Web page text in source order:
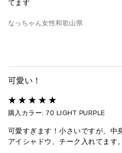
てます
なっちゃん女性和歌山県
可愛い！
購入カラー: 70 LIGHT PURPLE
可愛すぎます！小さいですが、中
アイシャドウ、チーク入れてます。